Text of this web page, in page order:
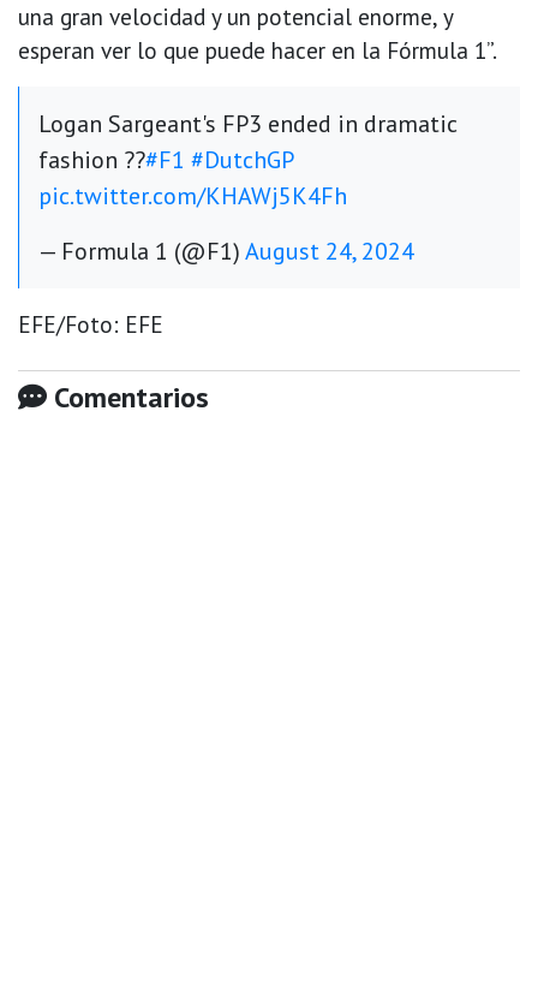
una gran velocidad y un potencial enorme, y
esperan ver lo que puede hacer en la Fórmula 1”.
Logan Sargeant's FP3 ended in dramatic
fashion ??#F1 #DutchGP
pic.twitter.com/KHAWj5K4Fh
— Formula 1 (@F1)August 24, 2024
EFE/Foto: EFE
Comentarios